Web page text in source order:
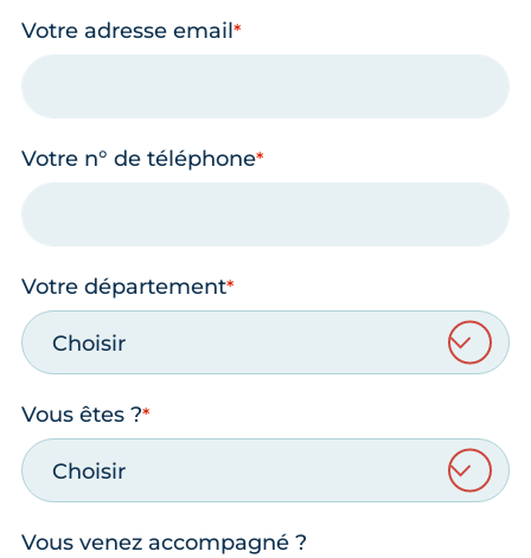
Votre adresse email
Votre n° de téléphone
Votre département
Choisir
Vous êtes ?
Choisir
Vous venez accompagné ?